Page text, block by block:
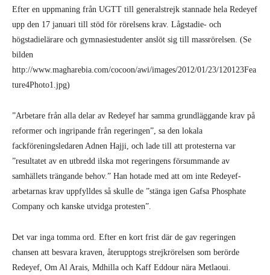
Efter en uppmaning från UGTT till generalstrejk stannade hela Redeyef
upp den 17 januari till stöd för rörelsens krav. Lågstadie- och
högstadielärare och gymnasiestudenter anslöt sig till massrörelsen. (Se
bilden
http://www.magharebia.com/cocoon/awi/images/2012/01/23/120123Fea
ture4Photo1.jpg)
”Arbetare från alla delar av Redeyef har samma grundläggande krav på
reformer och ingripande från regeringen”, sa den lokala
fackföreningsledaren Adnen Hajji, och lade till att protesterna var
”resultatet av en utbredd ilska mot regeringens försummande av
samhällets trängande behov.” Han hotade med att om inte Redeyef-
arbetarnas krav uppfylldes så skulle de ”stänga igen Gafsa Phosphate
Company och kanske utvidga protesten”.
Det var inga tomma ord. Efter en kort frist där de gav regeringen
chansen att besvara kraven, återupptogs strejkrörelsen som berörde
Redeyef, Om Al Arais, Mdhilla och Kaff Eddour nära Metlaoui.